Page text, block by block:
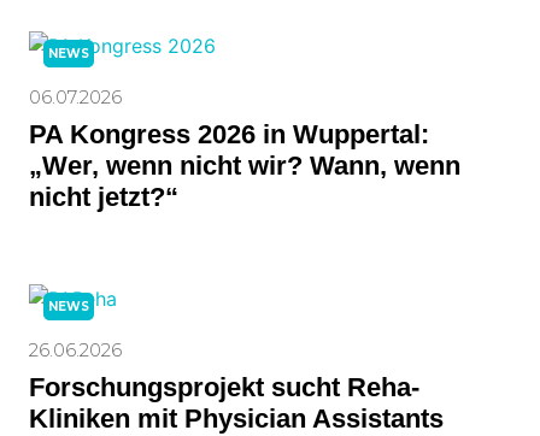
NEWS
06.07.2026
PA Kongress 2026 in Wuppertal:
„Wer, wenn nicht wir? Wann, wenn
nicht jetzt?“
NEWS
26.06.2026
Forschungsprojekt sucht Reha-
Kliniken mit Physician Assistants